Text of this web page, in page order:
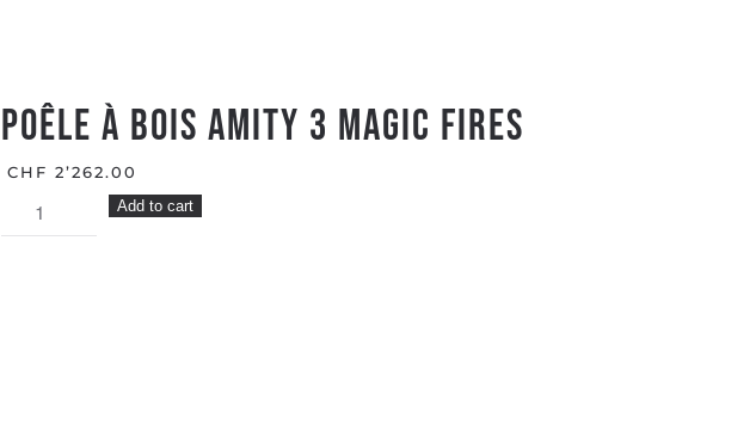
Poêle à Bois AMITY 3 MAGIC FIRES
CHF 2’262.00
Poêle
à
Add to cart